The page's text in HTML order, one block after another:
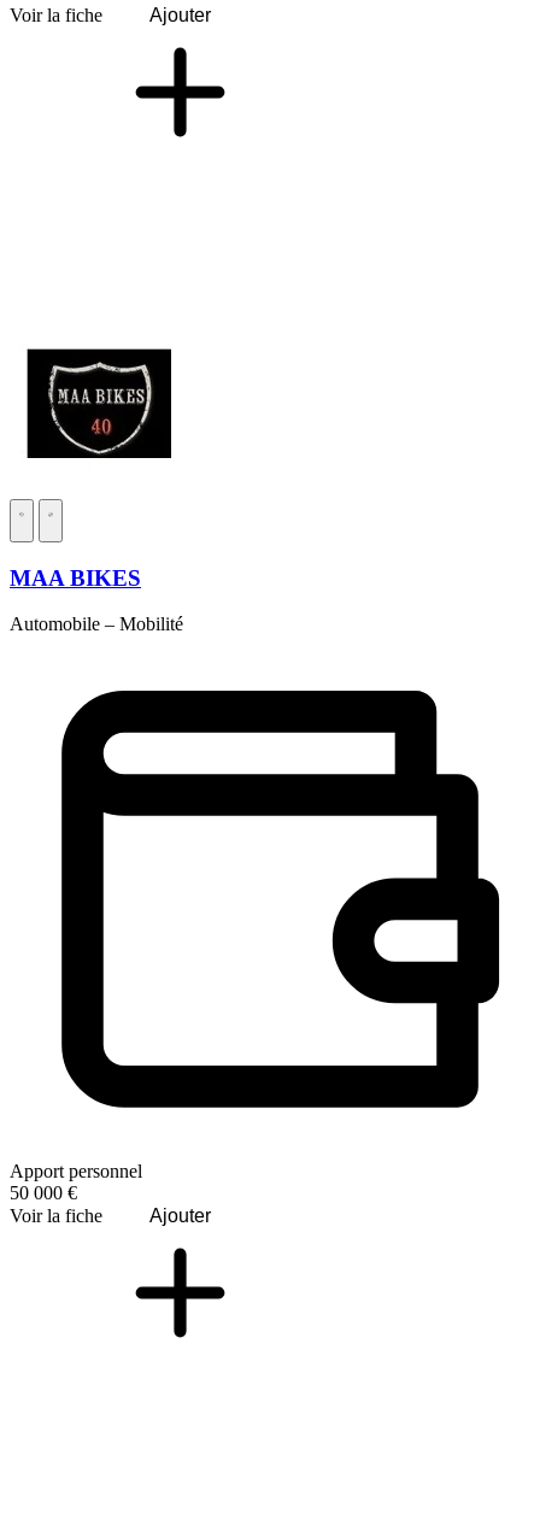
Voir la fiche
Ajouter
MAA BIKES
Automobile – Mobilité
Apport personnel
50 000 €
Voir la fiche
Ajouter